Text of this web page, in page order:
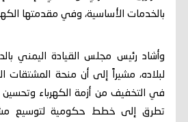
بالخدمات الأساسية، وفي مقدمتها
وأشاد رئيس مجلس القيادة اليمني
لبلاده، مشيراً إلى أن منحة المشتقات
في التخفيف من أزمة الكهرباء وتحسين
تطرق إلى خطط حكومية لتوسيع